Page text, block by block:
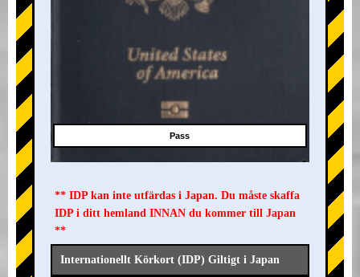
Pass
** IDP kan inte utfärdas i Japan. Du måste skaffa
IDP i ditt hemland INNAN du kommer till Japan
**
Internationellt Körkort (IDP) Giltigt i Japan